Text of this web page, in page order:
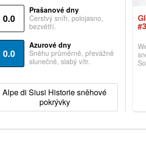
0.0
Prašanové dny
Čerstvý sníh, polojasno,
bezvětří.
0.0
Azurové dny
Sněhu průměrně, převážně
slunečně, slabý vítr.
Alpe di Siusi Historie sněhové
pokrývky